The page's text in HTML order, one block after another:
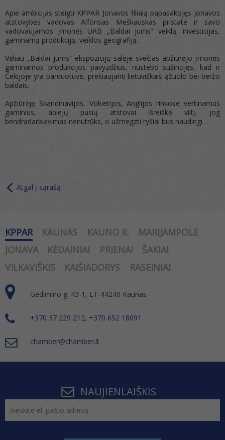
Apie ambicijas steigti KPPAR Jonavos filialą papasakojęs Jonavos
atstovybės vadovas Alfonsas Meškauskas pristatė ir savo
vadovaujamos įmonės UAB „Baldai jums“ veiklą, investicijas,
gaminamą produkciją, veiklos geografiją.
Vėliau „Baldai jums“ ekspozicijų salėje svečias apžiūrėjo įmonės
gaminamos produkcijos pavyzdžius, nustebo sužinojęs, kad ir
Čekijoje yra parduotuvė, prekiaujanti lietuviškais ąžuolo bei beržo
baldais.
Apžiūrėję Skandinavijos, Vokietijos, Anglijos rinkose vertinamus
gaminius, abiejų pusių atstovai išreiškė viltį, jog
bendradarbiavimas nenutrūks, o užmegzti ryšiai bus naudingi .
Atgal į sąrašą
KPPAR KAUNAS KAUNO R.
MARIJAMPOLĖ
JONAVA
KĖDAINIAI PRIENAI
ŠAKIAI
VILKAVIŠKIS
KAIŠIADORYS RASEINIAI
Gedimino g. 43-1, LT-44240 Kaunas
+370 37 229 212, +370 652 18091
chamber@chamber.lt
NAUJIENLAIŠKIS